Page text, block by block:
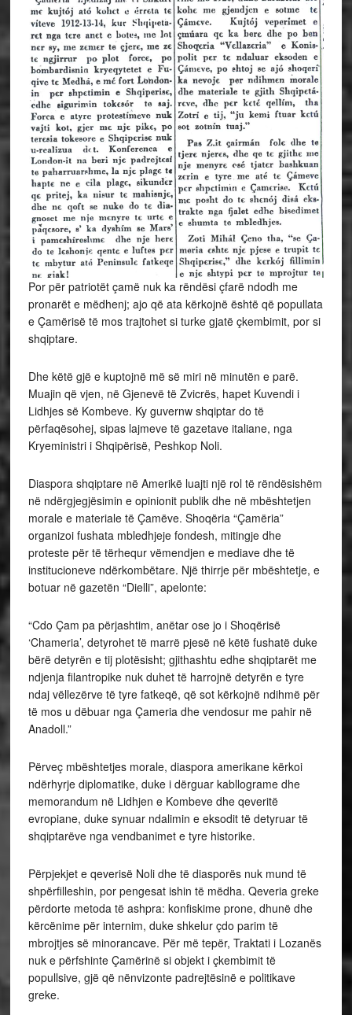
Por për patriotët çamë nuk ka rëndësi çfarë ndodh me
pronarët e mëdhenj; ajo që ata kërkojnë është që popullata
e Çamërisë të mos trajtohet si turke gjatë çkembimit, por si
shqiptare.
Dhe këtë gjë e kuptojnë më së miri në minutën e parë.
Muajin që vjen, në Gjenevë të Zvicrës, hapet Kuvendi i
Lidhjes së Kombeve. Ky guvernw shqiptar do të
përfaqësohej, sipas lajmeve të gazetave italiane, nga
Kryeministri i Shqipërisë, Peshkop Noli.
Diaspora shqiptare në Amerikë luajti një rol të rëndësishëm
në ndërgjegjësimin e opinionit publik dhe në mbështetjen
morale e materiale të Çamëve. Shoqëria “Çamëria”
organizoi fushata mbledhjeje fondesh, mitingje dhe
proteste për të tërhequr vëmendjen e mediave dhe të
institucioneve ndërkombëtare. Një thirrje për mbështetje, e
botuar në gazetën “Dielli”, apelonte:
“Cdo Çam pa përjashtim, anëtar ose jo i Shoqërisë
‘Chameria’, detyrohet të marrë pjesë në këtë fushatë duke
bërë detyrën e tij plotësisht; gjithashtu edhe shqiptarët me
ndjenja filantropike nuk duhet të harrojnë detyrën e tyre
ndaj vëllezërve të tyre fatkeqë, që sot kërkojnë ndihmë për
të mos u dëbuar nga Çameria dhe vendosur me pahir në
Anadoll.”
Përveç mbështetjes morale, diaspora amerikane kërkoi
ndërhyrje diplomatike, duke i dërguar kabllograme dhe
memorandum në Lidhjen e Kombeve dhe qeveritë
evropiane, duke synuar ndalimin e eksodit të detyruar të
shqiptarëve nga vendbanimet e tyre historike.
Përpjekjet e qeverisë Noli dhe të diasporës nuk mund të
shpërfilleshin, por pengesat ishin të mëdha. Qeveria greke
përdorte metoda të ashpra: konfiskime prone, dhunë dhe
kërcënime për internim, duke shkelur çdo parim të
mbrojtjes së minorancave. Për më tepër, Traktati i Lozanës
nuk e përfshinte Çamërinë si objekt i çkembimit të
popullsive, gjë që nënvizonte padrejtësinë e politikave
greke.